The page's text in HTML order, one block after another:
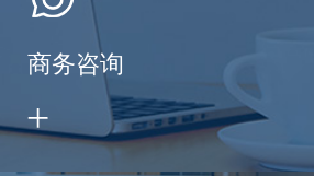
商务咨询